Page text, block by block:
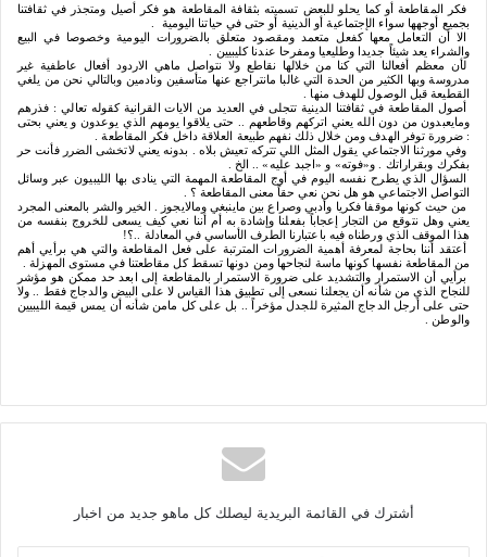
فكر المقاطعة أو كما يحلو للبعض تسميته بثقافة المقاطعة هو فكر أصيل ومتجذر في ثقافتنا
بجميع أوجهها سواء الإجتماعية أو الدينية أو حتى في حياتنا اليومية
الا أن التعامل معها كفعل متعمد ومقصود متعلق بالضرورات اليومية وخصوصا في
البيع
والشراء يعد شيئاً جديدا وطليعيا ومفرحا عندنا كليبيين
لأن معظم أفعالنا التي كنا من خلالها نقاطع ولا نتواصل ماهي الاردود أفعال عاطفية غير
مدروسة وبها الكثير من الحدة التي غالبا مانتراجع عنها متأسفين ونادمين وبالتالي نحن من يلغي
القطيعة قبل الوصول للهدف منها
أصول المقاطعة في ثقافتنا الدينية تتجلى في العديد من الايات القرانية كقوله تعالي: فذرهم
ومايعبدون من دون الله يعني اتركهم وقاطعهم حتى يلاقوا يومهم الذي يوعدون و يعني بحتى
:ضرورة توفر الهدف ومن خلال ذلك نفهم طبيعة العلاقة داخل فكر المقاطعة.
وفي مورثنا الاجتماعي يقول المثل اللي تتركه تعيش بلاه بدونه يعني لاتخشى الضرر فأنت حر
بفكرك وبقراراتك و«فوته» و «اجبد عليه»
.. الخ
السؤال الذي يطرح نفسه اليوم في أوج المقاطعة المهمة التي ينادى بها الليبيون عبر وسائل
التواصل الاجتماعي هو هل نحن نعي حقاً معنى المقاطعة ؟
من حيث كونها موقفا فكريا وأدبي وصراع بين ماينبغي ومالايجوز الخير والشر بالمعنى المجرد
يعني وهل نتوقع من التجار إعجاباً بفعلنا وإشادة به أم أننا نعي كيف يسعى للخروج بنفسه من
هذا الموقف الذي ورطناه فيه باعتبارنا الطرف الأساسي في المعادلة ؟!
أعتقد أننا بحاجة لمعرفة أهمية الضرورات المترتبة على فعل المقاطعة والتي هي برأيي أهم
من المقاطعة نفسها كونها ماسة لنجاحها ومن دونها تسقط كل مقاطعتنا في مستوى المهزلة.
برأيي أن الاستمرار والتشديد على ضرورة الاستمرار بالمقاطعة إلى ابعد حد ممكن هو مؤشر
للنجاح الذي من شأنه أن يجعلنا نسعى إلى تطبيق هذا القياس لا على البيض والدجاج فقط
ولا
حتى على أرجل الدجاج المثيرة للجدل مؤخراً.. بل على كل مامن شأنه أن يمس قيمة الليبيين
والوطن
أشترك في القائمة البريدية ليصلك كل ماهو جديد من اخبار